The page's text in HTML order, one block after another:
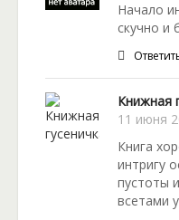
Начало
скучно и
Книжная
11 июня
Книга
интригу
пустоты
всетами